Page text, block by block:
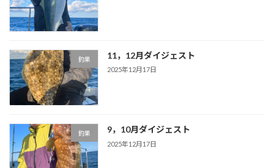
釣果 11，12月ダイジェスト
2025年12月17日
釣果 9，10月ダイジェスト
2025年12月17日